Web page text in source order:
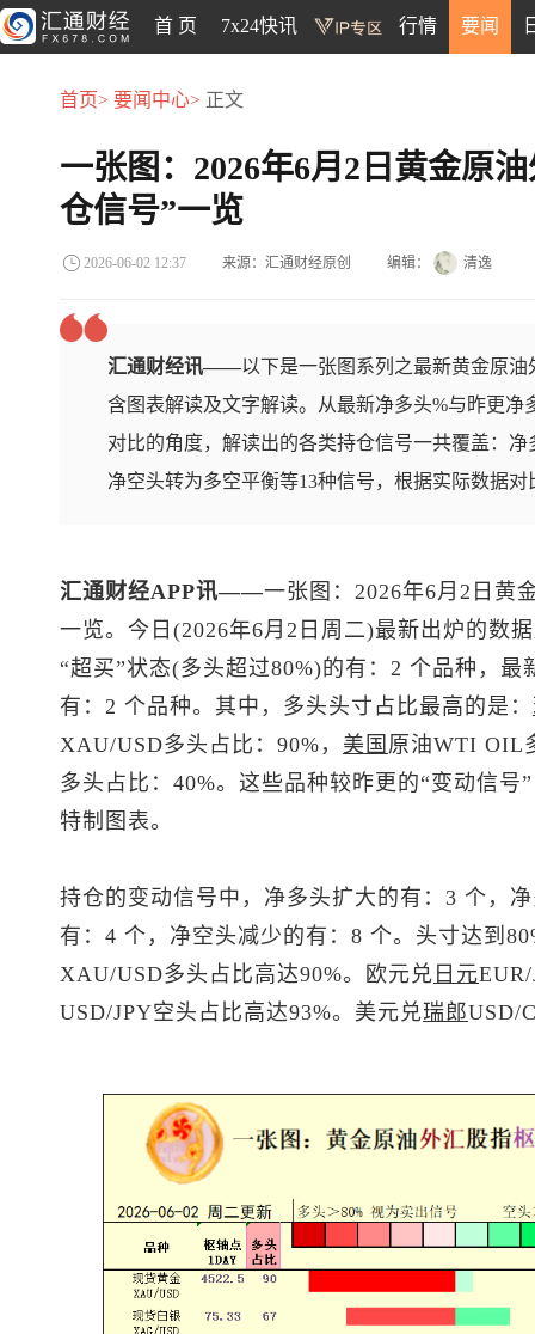
首 页 7x24快讯 行情 要闻
首页> 要闻中心> 正文
一张图：2026年6月2日黄金原
仓信号”一览
2026-06-02 12:37 来源：汇通财经原创 编辑： 清逸
汇通财经讯——以下是一张图系列之最新黄金原
含图表解读及文字解读。从最新净多头%与昨更
对比的角度，解读出的各类持仓信号一共覆盖：
净空头转为多空平衡等13种信号，根据实际数据
汇通财经APP讯——一张图：2026年6月2日黄
一览。今日(2026年6月2日周二)最新出炉的数
“超买”状态(多头超过80%)的有：2 个品种，
有：2 个品种。其中，多头头寸占比最高的是：
XAU/USD多头占比：90%， 美国 原油WTI OIL
多头占比：40%。这些品种较昨更的“变动信
特制图表。
持仓的变动信号中，净多头扩大的有：3 个，
有：4 个，净空头减少的有：8 个。头寸达到
XAU/USD多头占比高达90%。欧元兑 日元
USD/JPY空头占比高达93%。 美元兑瑞郎USD/